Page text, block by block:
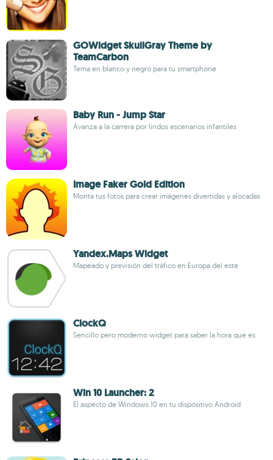
GOWidget SkullGray Theme by
TeamCarbon
Tema en blanco y negro para tu smartphone
Baby Run - Jump Star
Avanza a la carrera por lindos escenarios infantiles
Image Faker Gold Edition
Monta tus fotos para crear imágenes divertidas y alocadas
Yandex.Maps Widget
Mapeado y previsión del tráfico en Europa del este
ClockQ
Sencillo pero moderno widget para saber la hora que es
Win 10 Launcher: 2
El aspecto de Windows 10 en tu dispositivo Android